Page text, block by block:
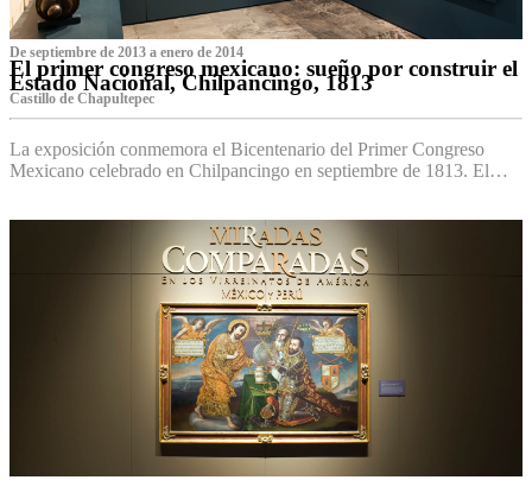
De septiembre de 2013 a enero de 2014
El primer congreso mexicano: sueño por construir el
Estado Nacional, Chilpancingo, 1813
Castillo de Chapultepec
La exposición conmemora el Bicentenario del Primer Congreso
Mexicano celebrado en Chilpancingo en septiembre de 1813. El…